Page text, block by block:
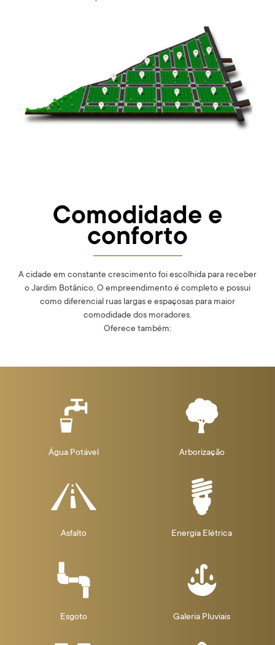
Comodidade e
conforto
A cidade em constante crescimento foi escolhida para receber
o Jardim Botânico. O empreendimento é completo e possui
como diferencial ruas largas e espaçosas para maior
comodidade dos moradores.
Oferece também:
Água Potável Arborização
Asfalto Energia Elétrica
Esgoto Galeria Pluviais